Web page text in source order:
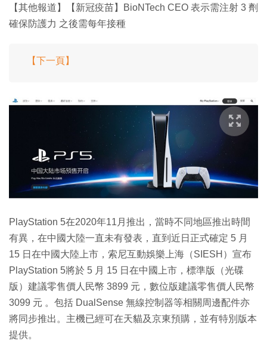
【其他報道】【新冠疫苗】BioNTech CEO 表示需注射 3 劑
確保防護力 之後需每年接種
【下一頁】
PlayStation 5在2020年11月推出，當時不同地區推出時間
有異，在中國大陸一直未有發表，直到近日正式確定 5 月
15 日在中國大陸上市，索尼互動娛樂上海（SIESH）宣布
PlayStation 5將於 5 月 15 日在中國上市，標準版（光碟
版）建議零售價人民幣 3899 元，數位版建議零售價人民幣
3099 元 。包括 DualSense 無線控制器等相關周邊配件亦
將同步推出。主機已經可在天貓及京東預購，並有特別版本
提供。